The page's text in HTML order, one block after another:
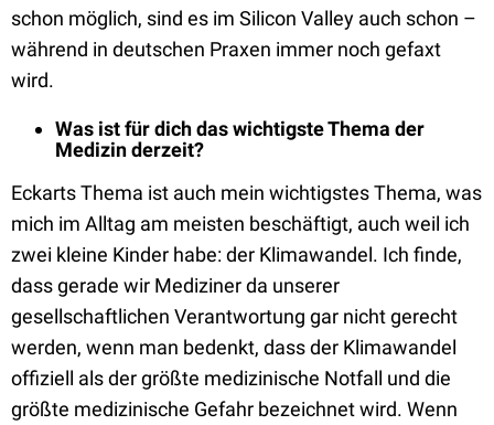
schon möglich, sind es im Silicon Valley auch schon –
während in deutschen Praxen immer noch gefaxt
wird.
Was ist für dich das wichtigste Thema der
Medizin derzeit?
Eckarts Thema ist auch mein wichtigstes Thema, was
mich im Alltag am meisten beschäftigt, auch weil ich
zwei kleine Kinder habe: der Klimawandel. Ich finde,
dass gerade wir Mediziner da unserer
gesellschaftlichen Verantwortung gar nicht gerecht
werden, wenn man bedenkt, dass der Klimawandel
offiziell als der größte medizinische Notfall und die
größte medizinische Gefahr bezeichnet wird. Wenn